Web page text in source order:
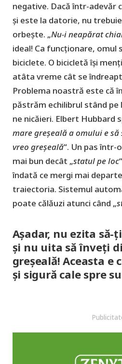
negative. Dacă într-adevăr
și este la datorie, nu
orbește. „Nu-i neapărat
ideal! Ca funcționare, omul
biciclete. O bicicletă își
atâta vreme cât se
Problema noastră este că
păstrăm echilibrul stând pe
ne nicăieri. Elbert Hubbard
mare greșeală a omului e să
vreo greșeală“. Un pas într-
mai bun decât „statul pe loc
îndată ce mergi mai
traiectoria. Sistemul
poate călăuzi atunci când „
Așadar, nu ezita să-
și nu uita să înveți
greșeală! Aceasta e
și sigură cale spre